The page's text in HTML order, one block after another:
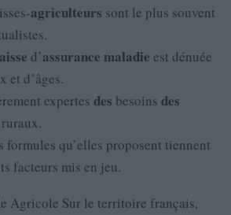
agriculteurs sont le plus souvent
d’assurance maladie est dénuée
et d’âges.
expertes des besoins des
ruraux.
formules qu’elles proposent tiennent
facteurs mis en jeu.
Agricole Sur le territoire français,